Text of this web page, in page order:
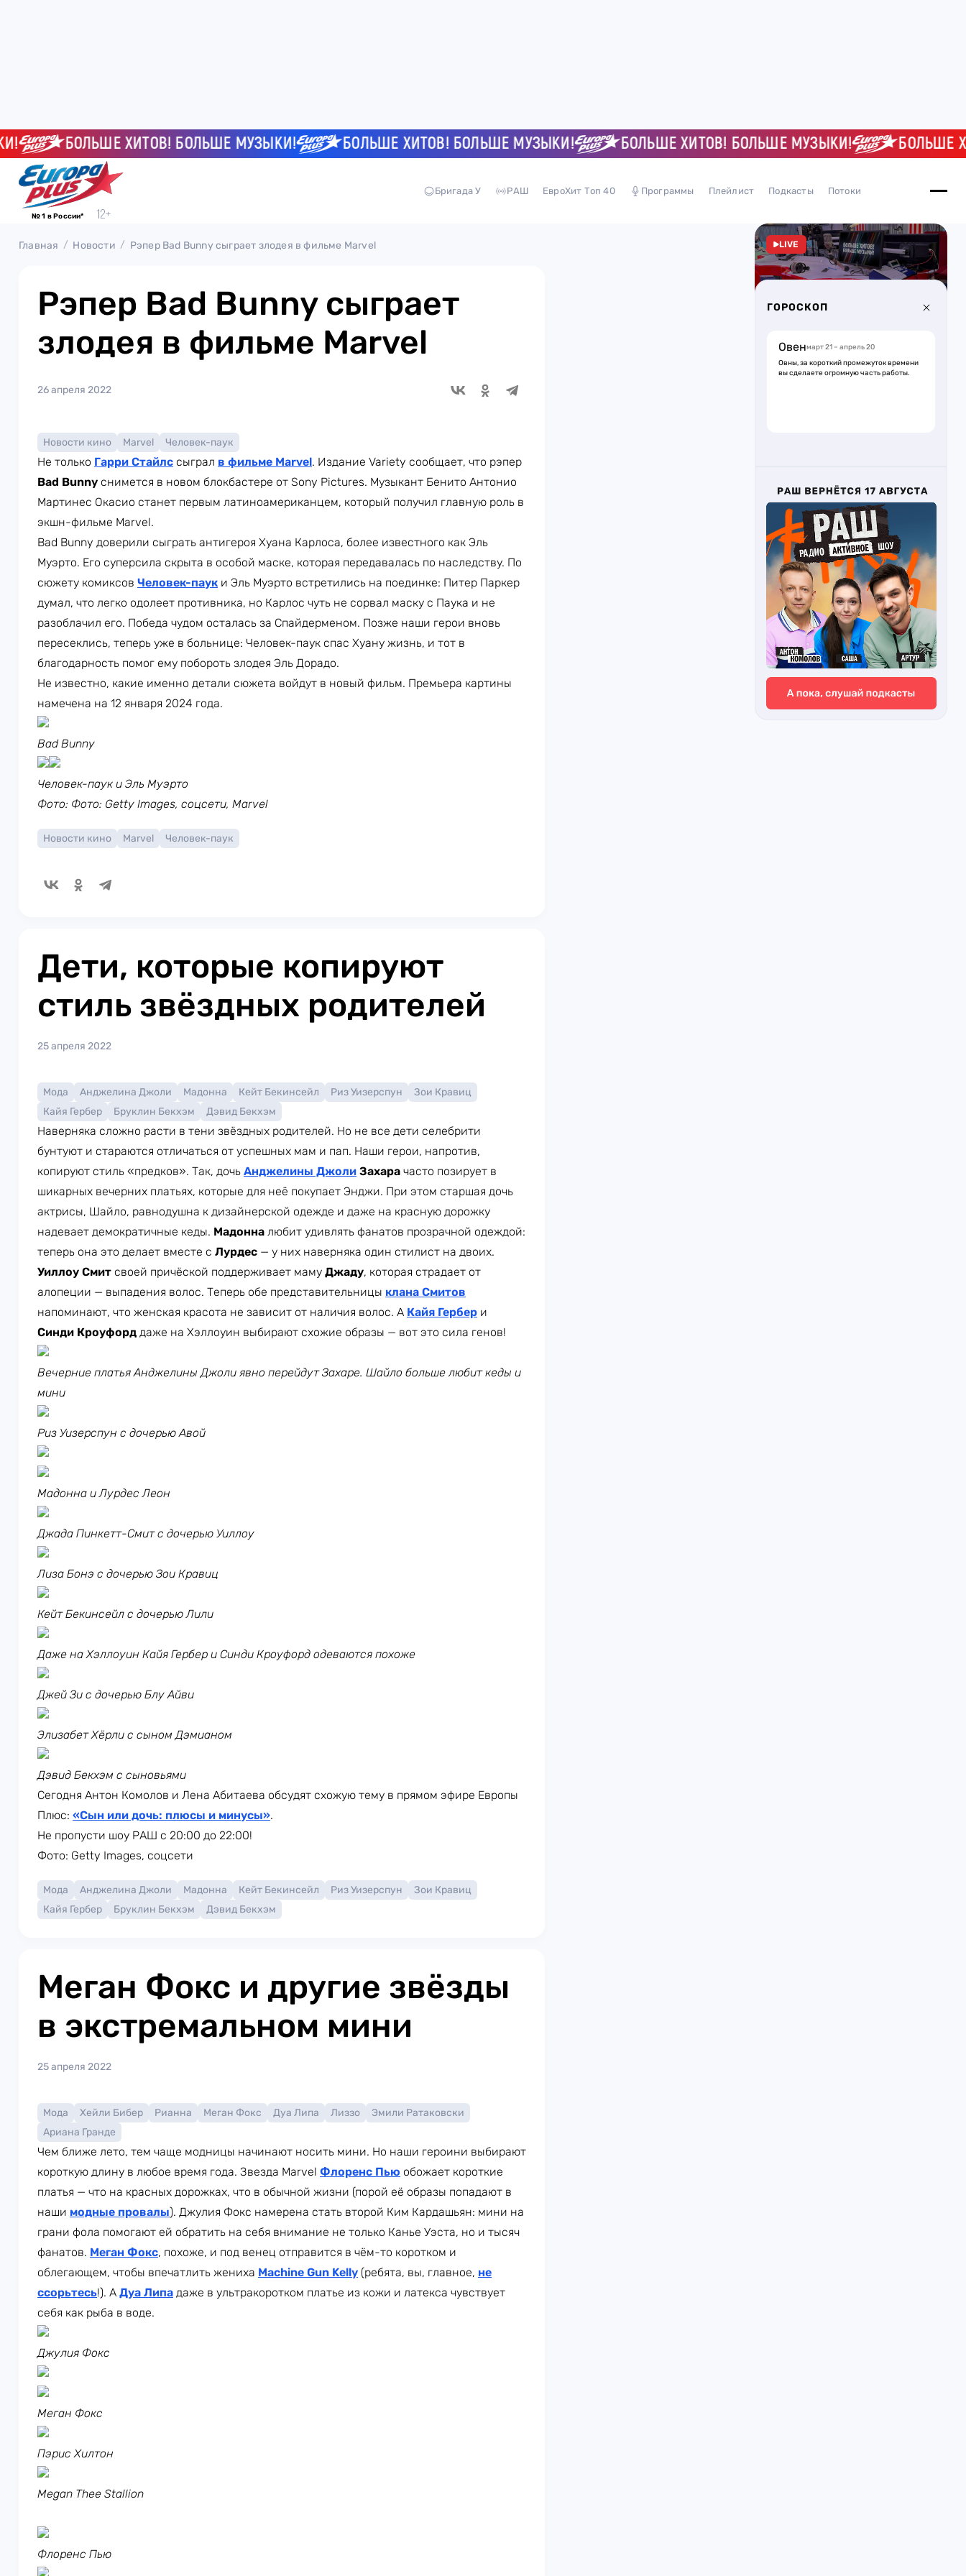
БОЛЬШЕ ХИТОВ! БОЛЬШЕ МУЗЫКИ! БОЛЬШЕ ХИТОВ! БОЛЬШЕ МУЗЫКИ! БОЛЬШЕ ХИТОВ! БОЛЬШЕ МУЗЫКИ! БОЛЬШЕ
№ 1 в России*
Бригада У РАШ ЕвроХит Топ 40 Программы Плейлист Подкасты Потоки
Главная Новости Рэпер Bad Bunny сыграет злодея в фильме Marvel
Рэпер Bad Bunny сыграет
злодея в фильме Marvel
26 апреля 2022
Новости кино Marvel Человек-паук
Не только Гарри Стайлс сыграл в фильме Marvel. Издание Variety сообщает, что рэпер
Bad Bunny снимется в новом блокбастере от Sony Pictures. Музыкант Бенито Антонио
Мартинес Окасио станет первым латиноамериканцем, который получил главную роль в
экшн-фильме Marvel.
Bad Bunny доверили сыграть антигероя Хуана Карлоса, более известного как Эль
Муэрто. Его суперсила скрыта в особой маске, которая передавалась по наследству. По
сюжету комиксов Человек-паук и Эль Муэрто встретились на поединке: Питер Паркер
думал, что легко одолеет противника, но Карлос чуть не сорвал маску с Паука и не
разоблачил его. Победа чудом осталась за Спайдерменом. Позже наши герои вновь
пересеклись, теперь уже в больнице: Человек-паук спас Хуану жизнь, и тот в
благодарность помог ему побороть злодея Эль Дорадо.
Не известно, какие именно детали сюжета войдут в новый фильм. Премьера картины
намечена на 12 января 2024 года.
Bad Bunny
Человек-паук и Эль Муэрто
Фото: Фото: Getty Images, соцсети, Marvel
Новости кино Marvel Человек-паук
Дети, которые копируют
стиль звёздных родителей
25 апреля 2022
Мода Анджелина Джоли Мадонна Кейт Бекинсейл Риз Уизерспун
Зои Кравиц
Кайя Гербер
Бруклин Бекхэм Дэвид Бекхэм
Наверняка сложно расти в тени звёздных родителей. Но не все дети селебрити
бунтуют и стараются отличаться от успешных мам и пап. Наши герои, напротив,
копируют стиль «предков». Так, дочь Анджелины Джоли Захара часто позирует в
шикарных вечерних платьях, которые для неё покупает Энджи. При этом старшая дочь
актрисы, Шайло, равнодушна к дизайнерской одежде и даже на красную дорожку
надевает демократичные кеды. Мадонна любит удивлять фанатов прозрачной одеждой:
теперь она это делает вместе с Лурдес — у них наверняка один стилист на двоих.
Уиллоу Смит своей причёской поддерживает маму Джаду, которая страдает от
алопеции — выпадения волос. Теперь обе представительницы клана Смитов
напоминают, что женская красота не зависит от наличия волос. А Кайя Гербер и
Синди Кроуфорд даже на Хэллоуин выбирают схожие образы — вот это сила генов!
Вечерние платья Анджелины Джоли явно перейдут Захаре. Шайло больше любит кеды и
мини
Риз Уизерспун с дочерью Авой
Мадонна и Лурдес Леон
Джада Пинкетт-Смит с дочерью Уиллоу
Лиза Бонэ с дочерью Зои Кравиц
Кейт Бекинсейл с дочерью Лили
Даже на Хэллоуин Кайя Гербер и Синди Кроуфорд одеваются похоже
Джей Зи с дочерью Блу Айви
Элизабет Хёрли с сыном Дэмианом
Дэвид Бекхэм с сыновьями
Сегодня Антон Комолов и Лена Абитаева обсудят схожую тему в прямом эфире Европы
Плюс: «Сын или дочь: плюсы и минусы».
Не пропусти шоу РАШ с 20:00 до 22:00!
Фото: Getty Images, соцсети
Мода Анджелина Джоли Мадонна Кейт Бекинсейл Риз Уизерспун
Зои Кравиц
Кайя Гербер
Бруклин Бекхэм Дэвид Бекхэм
Меган Фокс и другие звёзды
в экстремальном мини
25 апреля 2022
Мода Хейли Бибер Рианна Меган Фокс Дуа Липа Лиззо
Эмили Ратаковски
Ариана Гранде
Чем ближе лето, тем чаще модницы начинают носить мини. Но наши героини выбирают
короткую длину в любое время года. Звезда Marvel Флоренс Пью обожает короткие
платья — что на красных дорожках, что в обычной жизни (порой её образы попадают в
наши модные провалы). Джулия Фокс намерена стать второй Ким Кардашьян: мини на
грани фола помогают ей обратить на себя внимание не только Канье Уэста, но и тысяч
фанатов. Меган Фокс, похоже, и под венец отправится в чём-то коротком и
облегающем, чтобы впечатлить жениха Machine Gun Kelly (ребята, вы, главное, не
ссорьтесь!). А Дуа Липа даже в ультракоротком платье из кожи и латекса чувствует
себя как рыба в воде.
Джулия Фокс
Меган Фокс
Пэрис Хилтон
Megan Thee Stallion
Флоренс Пью
LIVE
ГОРОСКОП
Овенмарт 21 – апрель 20
Овны, за короткий промежуток времени
вы сделаете огромную часть работы.